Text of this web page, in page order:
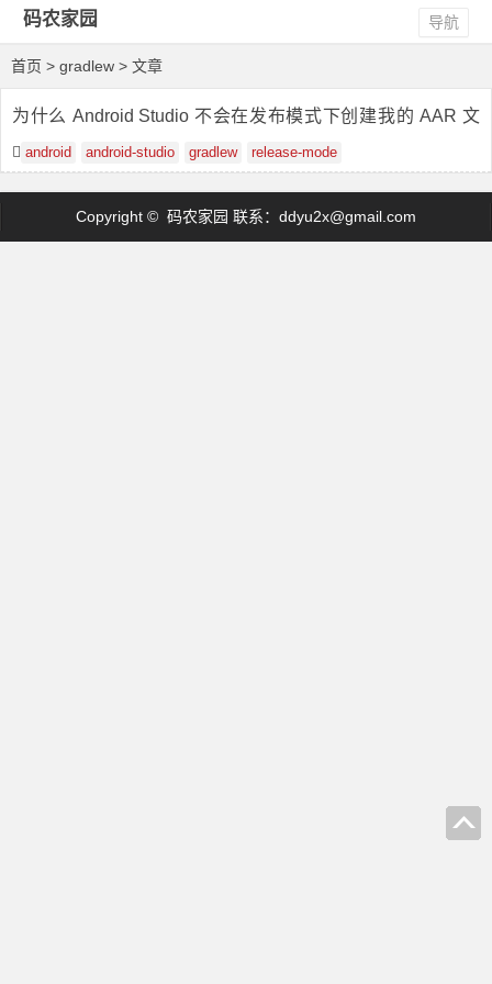
码农家园 导航
首页 > gradlew > 文章
为什么 Android Studio 不会在发布模式下创建我的 AAR 文
件android android-studio gradlew release-mode
Copyright © 码农家园 联系： ddyu2x@gmail.com